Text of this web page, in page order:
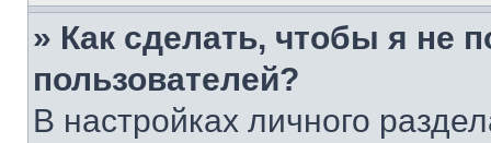
» Как сделать, чтобы я не
пользователей?
В настройках личного